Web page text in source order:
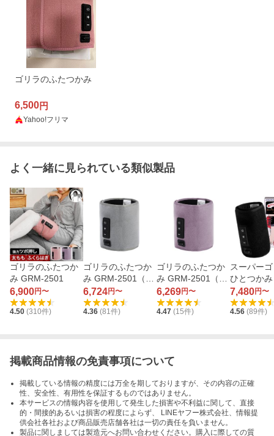
ゴリラのふたつかみ
6,500円
Yahoo!フリマ
よく一緒に見られている類似製品
ゴリラのふたつか
み GRM-2501
6,900円〜
4.50 (310件)
ゴリラのふたつか
み GRM-2501（グ
レー）
6,724円〜
4.36 (81件)
ゴリラのふたつか
み GRM-2501（パ
ープル）
6,269円〜
4.47 (15件)
スーパー
ひとつか
401（ブラ
7,480円〜
4.56 (89件)
掲載商品情報の免責事項について
掲載している情報の精度には万全を期しておりますが、その内容の正確
性、安全性、有用性を保証するものではありません。
本サービスの情報内容を使用して発生した損害や不利益に関して、直接
的・間接的あるいは損害の程度によらず、 LINEヤフー株式会社、情報提
供会社各社および商品販売店舗各社は一切の責任を負いません。
製品に関しましては製造元へお問い合わせください。購入に際しての質